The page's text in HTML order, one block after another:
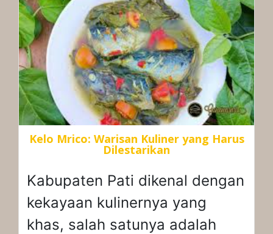
Kelo Mrico: Warisan Kuliner yang Harus
Dilestarikan
Kabupaten Pati dikenal dengan
kekayaan kulinernya yang
khas, salah satunya adalah